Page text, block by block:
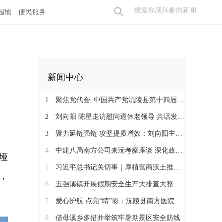
地 便民服务
新闻中心
1 聚焦党代会| 中国共产党沅陵县第十四届委员会第一次全体会议召开 刘向阳当选为县委书记
2 刘向阳 陈星走访慰问退休老领导 共话发展凝聚奋进合力
3 聚力延链强链 攻坚提质增效：刘向阳主持召开新金属产业链工作调度会
4 中建八局南方公司来沅考察座谈 深化政企合作 提速张沅高速项目建设
5 习近平总书记关切事｜厚植营商沃土推动东北全面振兴
6 五强溪镇开展假期安全生产大排查大整治暨消防安全攻坚行动
7 爱心护航 点亮“睛”彩：沅陵县南方医院到深溪口隆兴村开展公益活动
8 借母溪乡多措并举筑牢暑期景区安全防线